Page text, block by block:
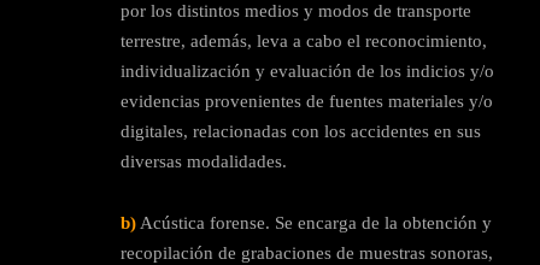
por los distintos medios y modos de transporte
terrestre, además, leva a cabo el reconocimiento,
individualización y evaluación de los indicios y/o
evidencias provenientes de fuentes materiales y/o
digitales, relacionadas con los accidentes en sus
diversas modalidades.
b)Acústica forense. Se encarga de la obtención y
recopilación de grabaciones de muestras sonoras,